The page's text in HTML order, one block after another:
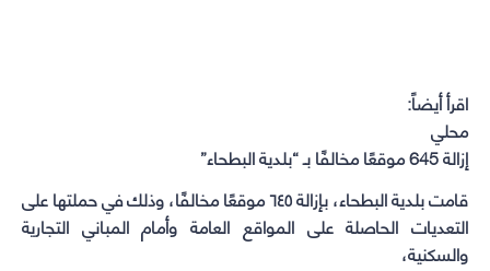
اقرأ أيضاً:
محلي
إزالة 645 موقعًا مخالفًا بـ “بلدية البطحاء”
قامت بلدية البطحاء، بإزالة ٦٤٥ موقعًا مخالفًا، وذلك في حملتها على
التعديات الحاصلة على المواقع العامة وأمام المباني التجارية
والسكنية،